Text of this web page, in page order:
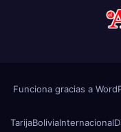
Funciona gracias a
TarijaBoliviaInternacional